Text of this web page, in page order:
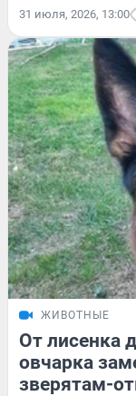
31 июля, 2026, 13:00
ЖИВОТНЫЕ
От лисенка
овчарка
зверятам-